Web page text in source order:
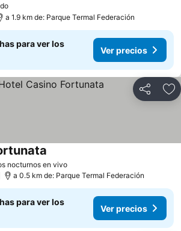
a 1.9 km de: Parque Termal Federación
para ver los
Ver precios
Compartir
nocturnos en vivoVer precios
a 0.5 km de: Parque Termal Federación
para ver los
Ver precios